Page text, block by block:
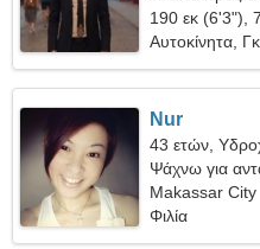
190 εκ (6'3"),
Αυτοκίνητα,
Nur
43 ετών,
Ψάχνω για
Makassar City
Φιλία